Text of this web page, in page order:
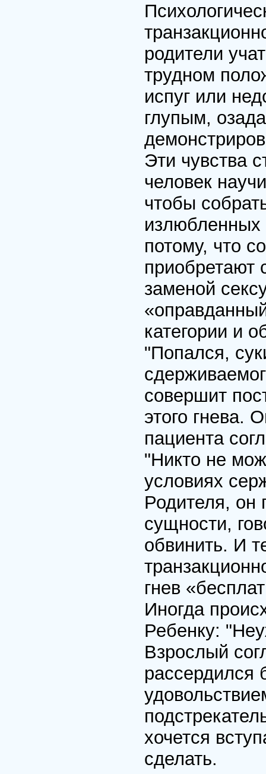
родители
трудном
испуг или
глупым,
Эти чувства
человек
чтобы
излюбленных
потому, что
приобретают
заменой
категории и
"Попался,
совершит
этого гнева.
пациента
"Никто не
условиях
Родителя, он
сущности,
обвинить. И
гнев
Иногда
Ребенку:
Взрослый
рассердился
хочется
сделать.